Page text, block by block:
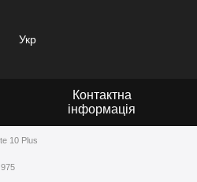
Укр
Контактна
інформація
10 Plus